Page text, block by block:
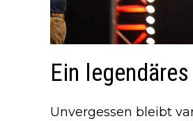
Ein
Unvergessen bleibt